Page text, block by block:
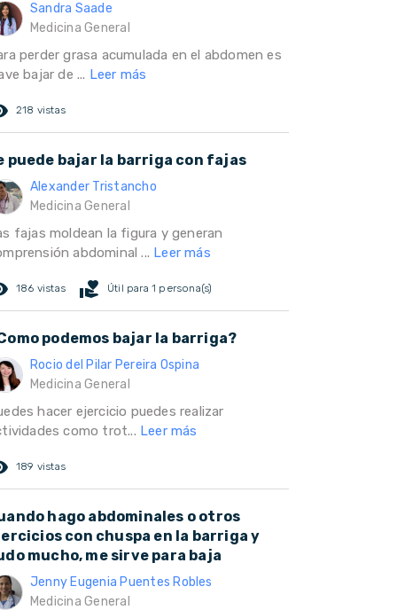
Sandra Saade
Medicina General
perder grasa acumulada en el abdomen es
bajar de ... Leer más
218 vistas
puede bajar la barriga con fajas
Alexander Tristancho
Medicina General
fajas moldean la figura y generan
abdominal ... Leer más
186 vistas volunteer_activism Útil para 1 persona(s)
podemos bajar la barriga?
Rocio del Pilar Pereira Ospina
Medicina General
hacer ejercicio puedes realizar
como trot... Leer más
189 vistas
hago abdominales o otros
con chuspa en la barriga y
mucho, me sirve para baja
Jenny Eugenia Puentes Robles
Medicina General